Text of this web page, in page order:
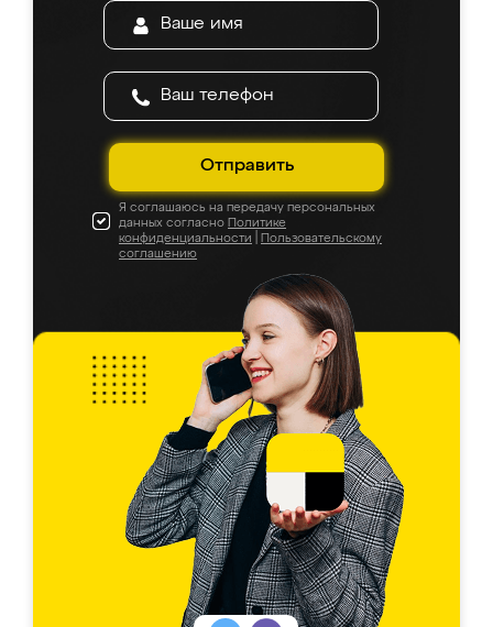
Отправить
Я соглашаюсь на передачу персональных
данных согласно Политике
конфиденциальности
Пользовательскому
соглашению